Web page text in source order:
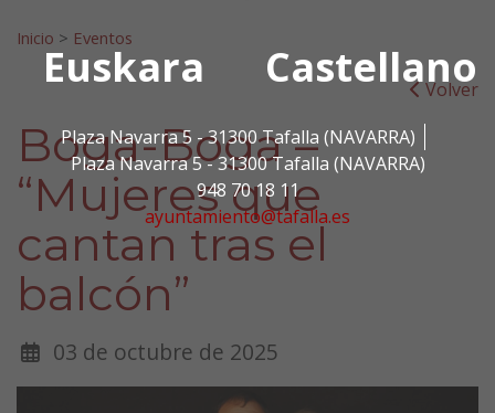
Euskara Castellano
Plaza Navarra 5 - 31300 Tafalla (NAVARRA)
Plaza Navarra 5 - 31300 Tafalla (NAVARRA)
948 70 18 11
ayuntamiento@tafalla.es
Search for:
Inicio > Eventos
Volver
Boga-Boga –
“Mujeres que
cantan tras el
balcón”
03 de octubre de 2025